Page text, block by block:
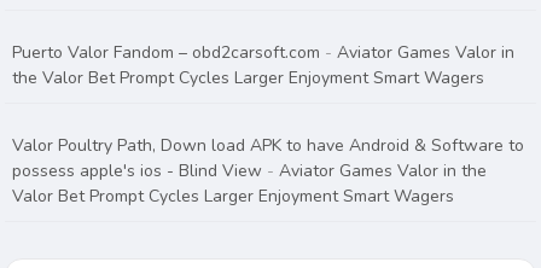
Puerto Valor Fandom – obd2carsoft.com -Aviator Games Valor in
the Valor Bet Prompt Cycles Larger Enjoyment Smart Wagers
Valor Poultry Path, Down load APK to have Android & Software to
possess apple's ios - Blind View -Aviator Games Valor in the
Valor Bet Prompt Cycles Larger Enjoyment Smart Wagers